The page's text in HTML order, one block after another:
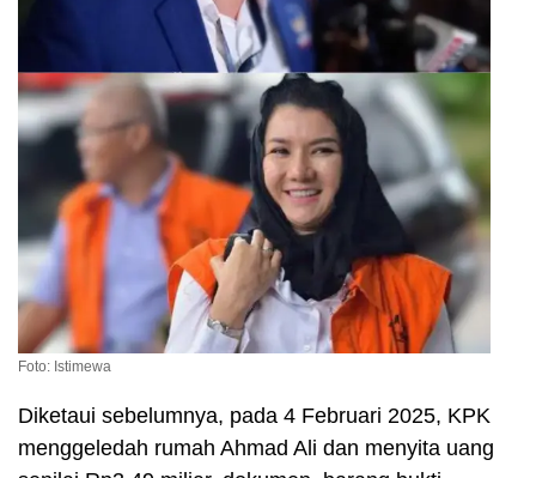
Foto: Istimewa
Diketaui sebelumnya, pada 4 Februari 2025, KPK
menggeledah rumah Ahmad Ali dan menyita uang